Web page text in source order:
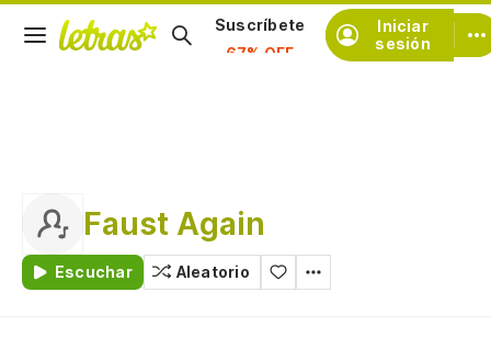
Iniciar
sesión
Suscríbete
Faust Again
Escuchar Aleatorio